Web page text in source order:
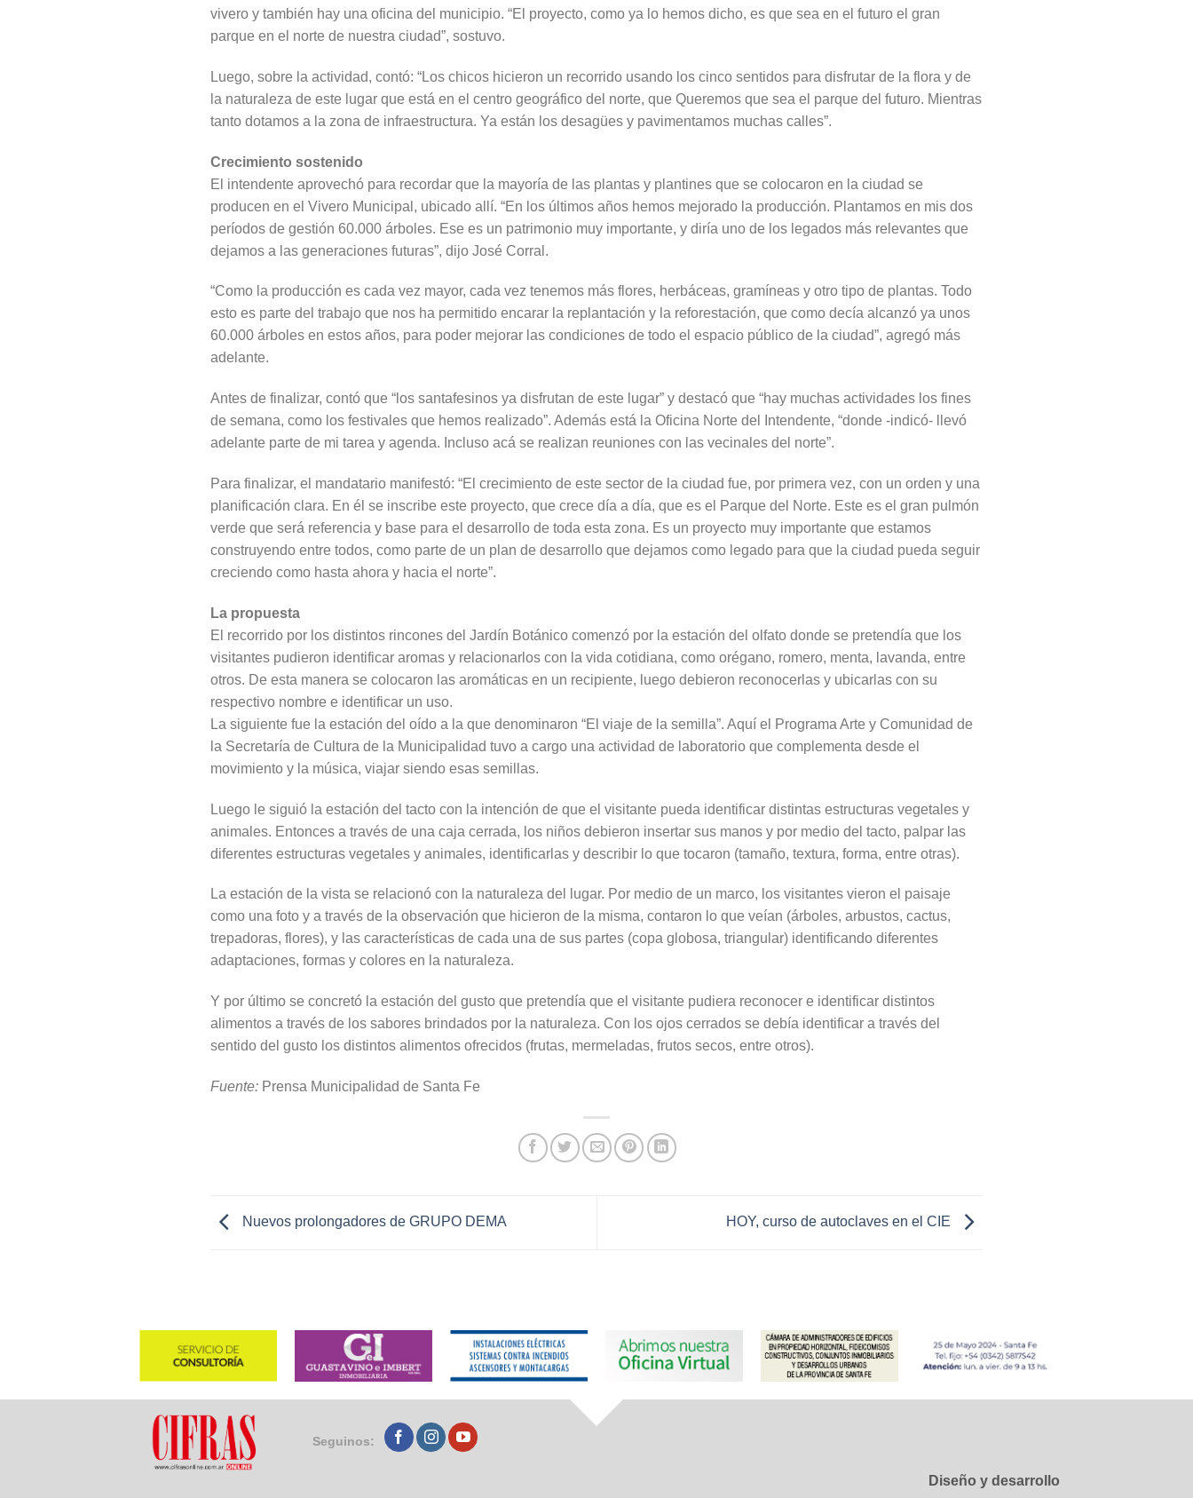
vivero y también hay una oficina del municipio. “El proyecto, como ya lo hemos dicho, es que sea en el futuro el gran
parque en el norte de nuestra ciudad”, sostuvo.
Luego, sobre la actividad, contó: “Los chicos hicieron un recorrido usando los cinco sentidos para disfrutar de la flora y de
la naturaleza de este lugar que está en el centro geográfico del norte, que Queremos que sea el parque del futuro. Mientras
tanto dotamos a la zona de infraestructura. Ya están los desagües y pavimentamos muchas calles”.
Crecimiento sostenido
El intendente aprovechó para recordar que la mayoría de las plantas y plantines que se colocaron en la ciudad se
producen en el Vivero Municipal, ubicado allí. “En los últimos años hemos mejorado la producción. Plantamos en mis dos
períodos de gestión 60.000 árboles. Ese es un patrimonio muy importante, y diría uno de los legados más relevantes que
dejamos a las generaciones futuras”, dijo José Corral.
“Como la producción es cada vez mayor, cada vez tenemos más flores, herbáceas, gramíneas y otro tipo de plantas. Todo
esto es parte del trabajo que nos ha permitido encarar la replantación y la reforestación, que como decía alcanzó ya unos
60.000 árboles en estos años, para poder mejorar las condiciones de todo el espacio público de la ciudad”, agregó más
adelante.
Antes de finalizar, contó que “los santafesinos ya disfrutan de este lugar” y destacó que “hay muchas actividades los fines
de semana, como los festivales que hemos realizado”. Además está la Oficina Norte del Intendente, “donde -indicó- llevó
adelante parte de mi tarea y agenda. Incluso acá se realizan reuniones con las vecinales del norte”.
Para finalizar, el mandatario manifestó: “El crecimiento de este sector de la ciudad fue, por primera vez, con un orden y una
planificación clara. En él se inscribe este proyecto, que crece día a día, que es el Parque del Norte. Este es el gran pulmón
verde que será referencia y base para el desarrollo de toda esta zona. Es un proyecto muy importante que estamos
construyendo entre todos, como parte de un plan de desarrollo que dejamos como legado para que la ciudad pueda seguir
creciendo como hasta ahora y hacia el norte”.
La propuesta
El recorrido por los distintos rincones del Jardín Botánico comenzó por la estación del olfato donde se pretendía que los
visitantes pudieron identificar aromas y relacionarlos con la vida cotidiana, como orégano, romero, menta, lavanda, entre
otros. De esta manera se colocaron las aromáticas en un recipiente, luego debieron reconocerlas y ubicarlas con su
respectivo nombre e identificar un uso.
La siguiente fue la estación del oído a la que denominaron “El viaje de la semilla”. Aquí el Programa Arte y Comunidad de
la Secretaría de Cultura de la Municipalidad tuvo a cargo una actividad de laboratorio que complementa desde el
movimiento y la música, viajar siendo esas semillas.
Luego le siguió la estación del tacto con la intención de que el visitante pueda identificar distintas estructuras vegetales y
animales. Entonces a través de una caja cerrada, los niños debieron insertar sus manos y por medio del tacto, palpar las
diferentes estructuras vegetales y animales, identificarlas y describir lo que tocaron (tamaño, textura, forma, entre otras).
La estación de la vista se relacionó con la naturaleza del lugar. Por medio de un marco, los visitantes vieron el paisaje
como una foto y a través de la observación que hicieron de la misma, contaron lo que veían (árboles, arbustos, cactus,
trepadoras, flores), y las características de cada una de sus partes (copa globosa, triangular) identificando diferentes
adaptaciones, formas y colores en la naturaleza.
Y por último se concretó la estación del gusto que pretendía que el visitante pudiera reconocer e identificar distintos
alimentos a través de los sabores brindados por la naturaleza. Con los ojos cerrados se debía identificar a través del
sentido del gusto los distintos alimentos ofrecidos (frutas, mermeladas, frutos secos, entre otros).
Fuente: Prensa Municipalidad de Santa Fe
Nuevos prolongadores de GRUPO DEMA HOY, curso de autoclaves en el CIE
Seguinos:
Diseño y desarrollo